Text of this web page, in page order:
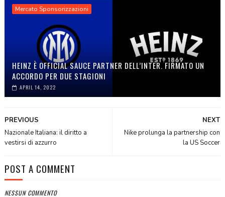
Mercato Sponsorizzazioni
HEINZ È OFFICIAL SAUCE PARTNER DELL’INTER. FIRMATO UN
ACCORDO PER DUE STAGIONI
APRIL 14, 2022
NEXT
Nike prolunga la partnership con
la US Soccer
PREVIOUS
Nazionale Italiana: il diritto a
vestirsi di azzurro
POST A COMMENT
NESSUN COMMENTO